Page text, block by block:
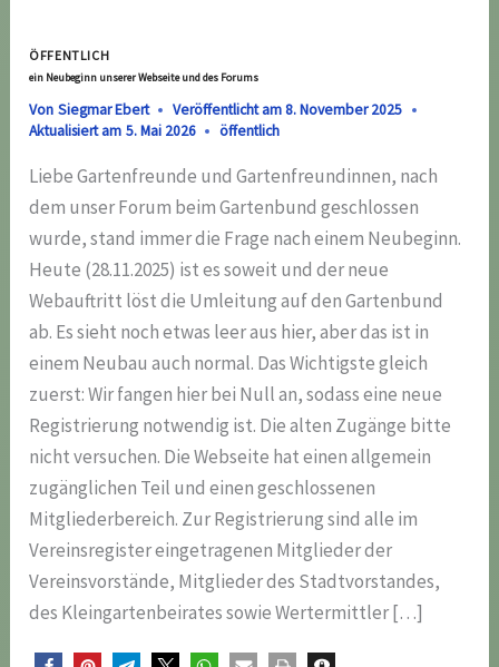
ÖFFENTLICH
ein Neubeginn unserer Webseite und des Forums
Von Siegmar Ebert Veröffentlicht am8. November 2025
Aktualisiert am 5. Mai 2026 öffentlich
Liebe Gartenfreunde und Gartenfreundinnen, nach
dem unser Forum beim Gartenbund geschlossen
wurde, stand immer die Frage nach einem Neubeginn.
Heute (28.11.2025) ist es soweit und der neue
Webauftritt löst die Umleitung auf den Gartenbund
ab. Es sieht noch etwas leer aus hier, aber das ist in
einem Neubau auch normal. Das Wichtigste gleich
zuerst: Wir fangen hier bei Null an, sodass eine neue
Registrierung notwendig ist. Die alten Zugänge bitte
nicht versuchen. Die Webseite hat einen allgemein
zugänglichen Teil und einen geschlossenen
Mitgliederbereich. Zur Registrierung sind alle im
Vereinsregister eingetragenen Mitglieder der
Vereinsvorstände, Mitglieder des Stadtvorstandes,
des Kleingartenbeirates sowie Wertermittler […]